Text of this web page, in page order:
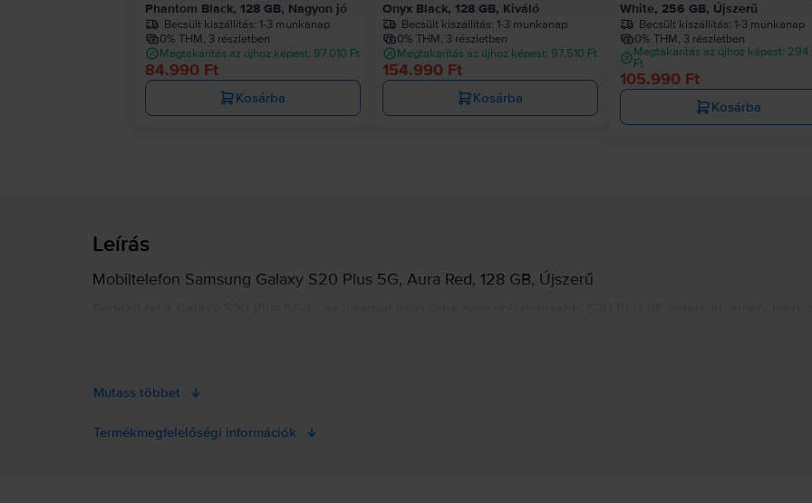
Phantom Black, 128 GB, Nagyon jó
Becsült kiszállítás: 1-3 munkanap
0% THM, 3 részletben
Megtakarítás az újhoz képest: 97.010 Ft
84.990 Ft
Kosárba
Onyx Black, 128 GB, Kiváló
Becsült kiszállítás: 1-3 munkanap
0% THM, 3 részletben
Megtakarítás az újhoz képest: 97.510 Ft
154.990 Ft
Kosárba
White, 256 GB, Újszerű
Becsült kiszállítás: 1-3 munkanap
0% THM, 3 részletben
Megtakarítás az újhoz képest:
Ft
105.990 Ft
Kosárba
Leírás
Mobiltelefon Samsung Galaxy S20 Plus 5G, Aura Red, 128 GB, Újszerű
Mutass többet
Termékmegfelelőségi információk